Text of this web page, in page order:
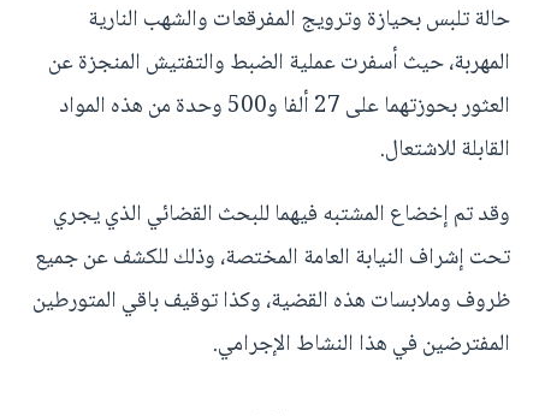
حالة تلبس بحيازة وترويج المفرقعات والشهب النارية
المهربة، حيث أسفرت عملية الضبط والتفتيش المنجزة عن
العثور بحوزتهما على 27 ألفا و500 وحدة من هذه المواد
القابلة للاشتعال.
وقد تم إخضاع المشتبه فيهما للبحث القضائي الذي يجري
تحت إشراف النيابة العامة المختصة، وذلك للكشف عن جميع
ظروف وملابسات هذه القضية، وكذا توقيف باقي المتورطين
المفترضين في هذا النشاط الإجرامي.